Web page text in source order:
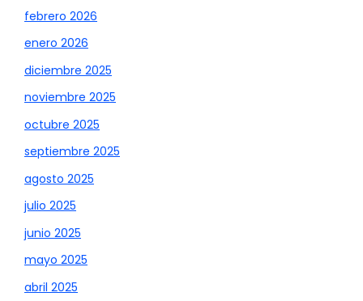
febrero 2026
enero 2026
diciembre 2025
noviembre 2025
octubre 2025
septiembre 2025
agosto 2025
julio 2025
junio 2025
mayo 2025
abril 2025